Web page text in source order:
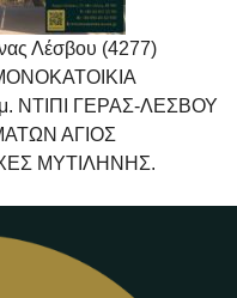
Λέσβου (4277)
ΝΤΙΠΙ ΓΕΡΑΣ-ΛΕΣΒΟΥ
ΑΓΙΟΣ
ΜΥΤΙΛΗΝΗΣ.